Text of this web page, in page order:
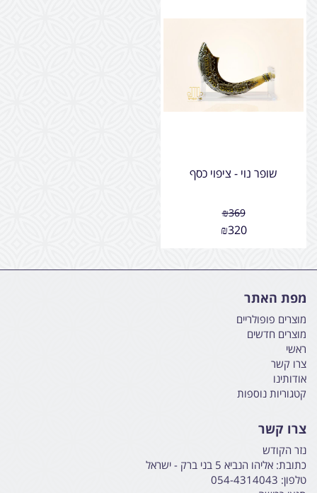
שופר נוי - ציפוי כסף
₪369
₪320
מפת האתר
מוצרים פופולריים
מוצרים חדשים
ראשי
צרו קשר
אודותינו
קטגוריות נוספות
צרו קשר
נזר הקודש
כתובת: אליהו הנביא 5 בני ברק - ישראל
טלפון: 054-4314043